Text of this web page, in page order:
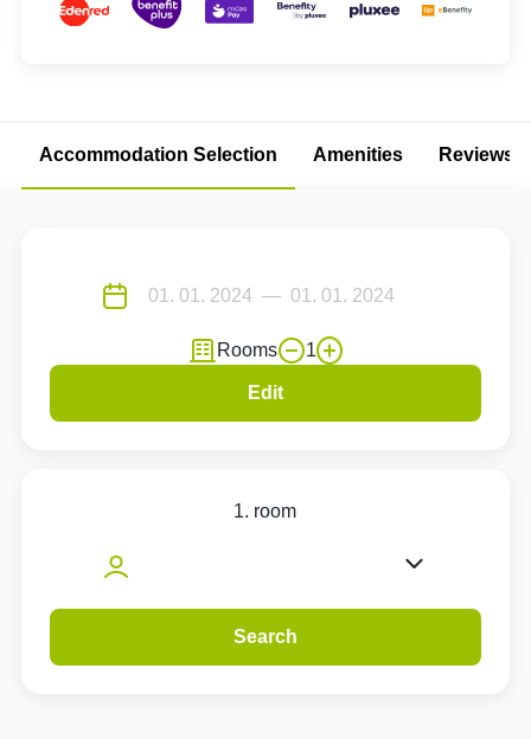
Accommodation Selection Amenities Reviews
Rooms 1
Edit
1. room
Search